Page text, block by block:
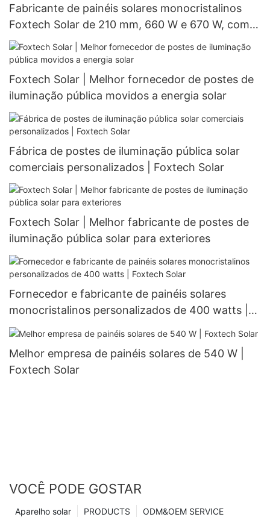
Fabricante de painéis solares monocristalinos
Foxtech Solar de 210 mm, 660 W e 670 W, com
132 células (meio corte).
Foxtech Solar | Melhor fornecedor de postes de
iluminação pública movidos a energia solar
Fábrica de postes de iluminação pública solar
comerciais personalizados | Foxtech Solar
Foxtech Solar | Melhor fabricante de postes de
iluminação pública solar para exteriores
Fornecedor e fabricante de painéis solares
monocristalinos personalizados de 400 watts |
Foxtech Solar
Melhor empresa de painéis solares de 540 W |
Foxtech Solar
VOCÊ PODE GOSTAR
ODM&OEM SERVICE
PRODUCTS
Aparelho solar